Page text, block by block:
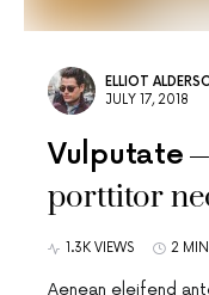
ELLIOT
JULY 17, 2018
Vulputate
porttitor
1.3K VIEWS 2
Aenean eleifend